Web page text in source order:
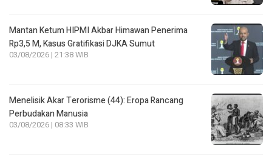
Mantan Ketum HIPMI Akbar Himawan Penerima
Rp3,5 M, Kasus Gratifikasi DJKA Sumut
03/08/2026 | 21:38 WIB
Menelisik Akar Terorisme (44): Eropa Rancang
Perbudakan Manusia
03/08/2026 | 08:33 WIB